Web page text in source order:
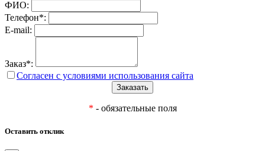
ФИО:
Телефон*:
E-mail:
Заказ*:
Согласен с условиями использования сайта
* - обязательные поля
Оставить отклик